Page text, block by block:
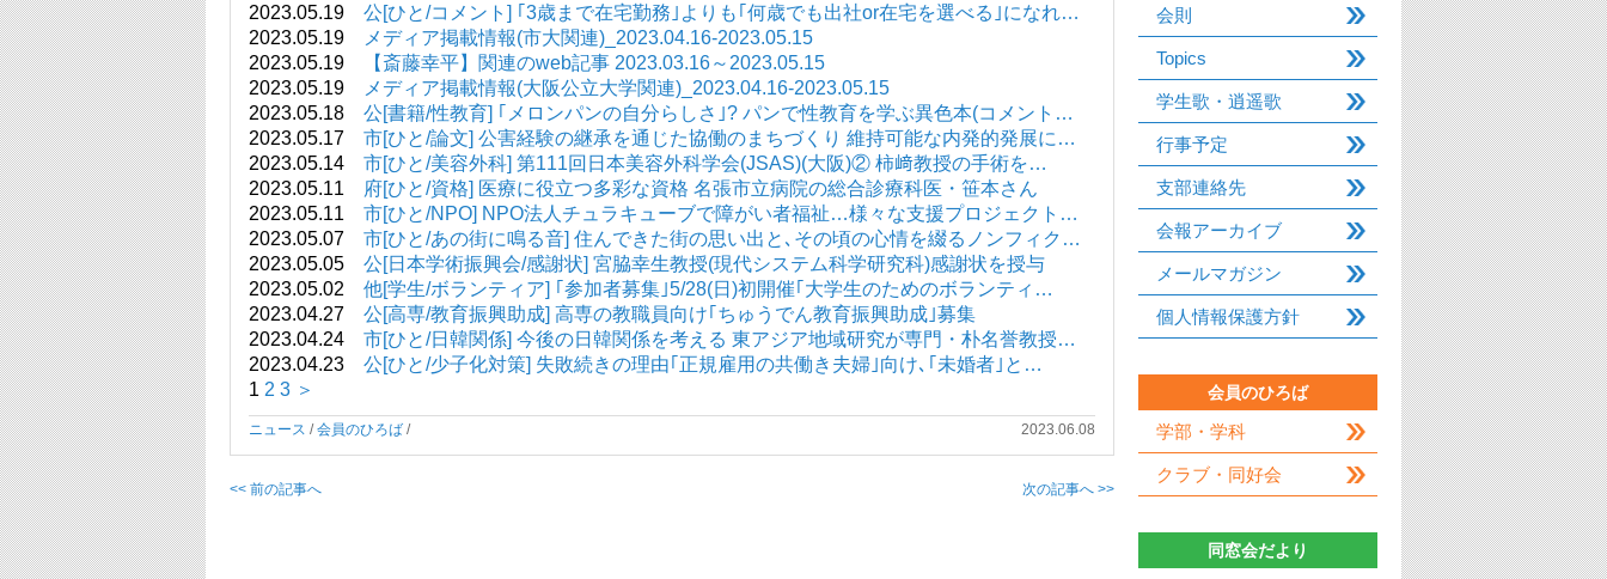
2023.05.19 公[ひと/コメント] ｢3歳まで在宅勤務｣よりも｢何歳でも出社or在宅を選べる｣になれ…
2023.05.19
メディア掲載情報(市大関連)_2023.04.16-2023.05.15
2023.05.19
【斎藤幸平】関連のweb記事 2023.03.16～2023.05.15
2023.05.19
メディア掲載情報(大阪公立大学関連)_2023.04.16-2023.05.15
2023.05.18 公[書籍/性教育] ｢メロンパンの自分らしさ｣? パンで性教育を学ぶ異色本(コメント…
2023.05.17 市[ひと/論文] 公害経験の継承を通じた協働のまちづくり 維持可能な内発的発展に…
2023.05.14 市[ひと/美容外科] 第111回日本美容外科学会(JSAS)(大阪)② 柿﨑教授の手術を…
2023.05.11
府[ひと/資格] 医療に役立つ多彩な資格 名張市立病院の総合診療科医・笹本さん
2023.05.11 市[ひと/NPO] NPO法人チュラキューブで障がい者福祉…様々な支援プロジェクト…
2023.05.07 市[ひと/あの街に鳴る音] 住んできた街の思い出と､その頃の心情を綴るノンフィク…
2023.05.05 公[日本学術振興会/感謝状] 宮脇幸生教授(現代システム科学研究科)感謝状を授与
2023.05.02 他[学生/ボランティア] ｢参加者募集｣5/28(日)初開催｢大学生のためのボランティ…
2023.04.27 公[高専/教育振興助成] 高専の教職員向け｢ちゅうでん教育振興助成｣募集
2023.04.24 市[ひと/日韓関係] 今後の日韓関係を考える 東アジア地域研究が専門・朴名誉教授…
2023.04.23 公[ひと/少子化対策] 失敗続きの理由｢正規雇用の共働き夫婦｣向け､｢未婚者｣と…
1 2 3 ＞
ニュース /会員のひろば / 2023.06.08
<< 前の記事へ 次の記事へ >>
会則
Topics
学生歌・逍遥歌
行事予定
支部連絡先
会報アーカイブ
メールマガジン
個人情報保護方針
会員のひろば
学部・学科
クラブ・同好会
同窓会だより